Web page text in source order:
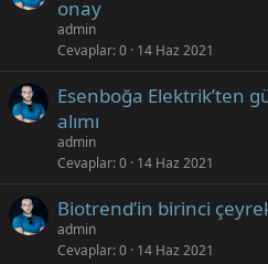
onay
admin
Cevaplar 0 14 Haz 2021
Esenboğa Elektrik’ten
alımı
admin
Cevaplar 0 14 Haz 2021
Biotrend’in birinci
admin
Cevaplar 0 14 Haz 2021